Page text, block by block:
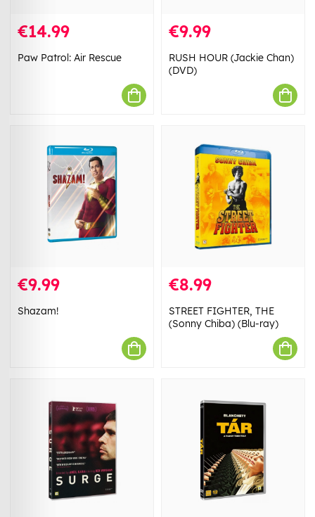
€14.99
Paw Patrol: Air Rescue
€9.99
RUSH HOUR (Jackie Chan)
(DVD)
€9.99
Shazam!
€8.99
STREET FIGHTER, THE
(Sonny Chiba) (Blu-ray)